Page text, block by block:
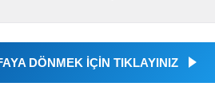
DÖNMEK İÇİN TIKLAYINIZ